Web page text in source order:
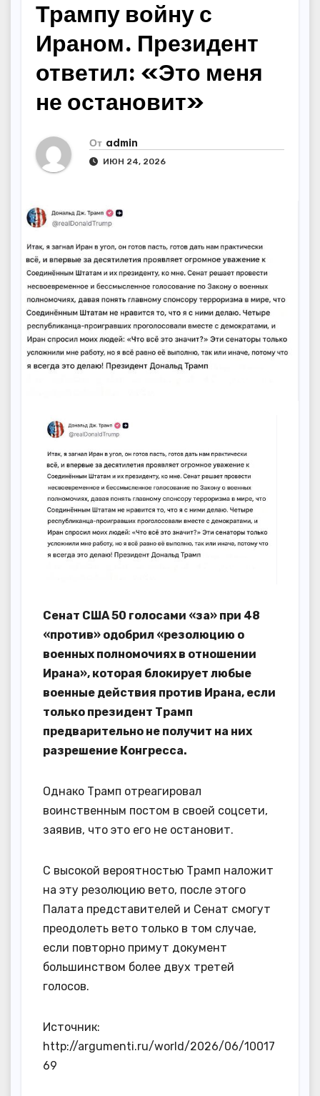
Трампу войну с
Ираном. Президент
ответил: «Это меня
не остановит»
От admin
ИЮН 24, 2026
Сенат США 50 голосами «за» при 48
«против» одобрил «резолюцию о
военных полномочиях в отношении
Ирана», которая блокирует любые
военные действия против Ирана, если
только президент Трамп
предварительно не получит на них
разрешение Конгресса.
Однако Трамп отреагировал
воинственным постом в своей соцсети,
заявив, что это его не остановит.
С высокой вероятностью Трамп наложит
на эту резолюцию вето, после этого
Палата представителей и Сенат смогут
преодолеть вето только в том случае,
если повторно примут документ
большинством более двух третей
голосов.
Источник:
http://argumenti.ru/world/2026/06/10017
69